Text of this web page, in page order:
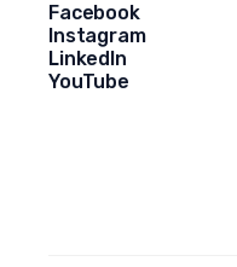
Facebook
Instagram
LinkedIn
YouTube